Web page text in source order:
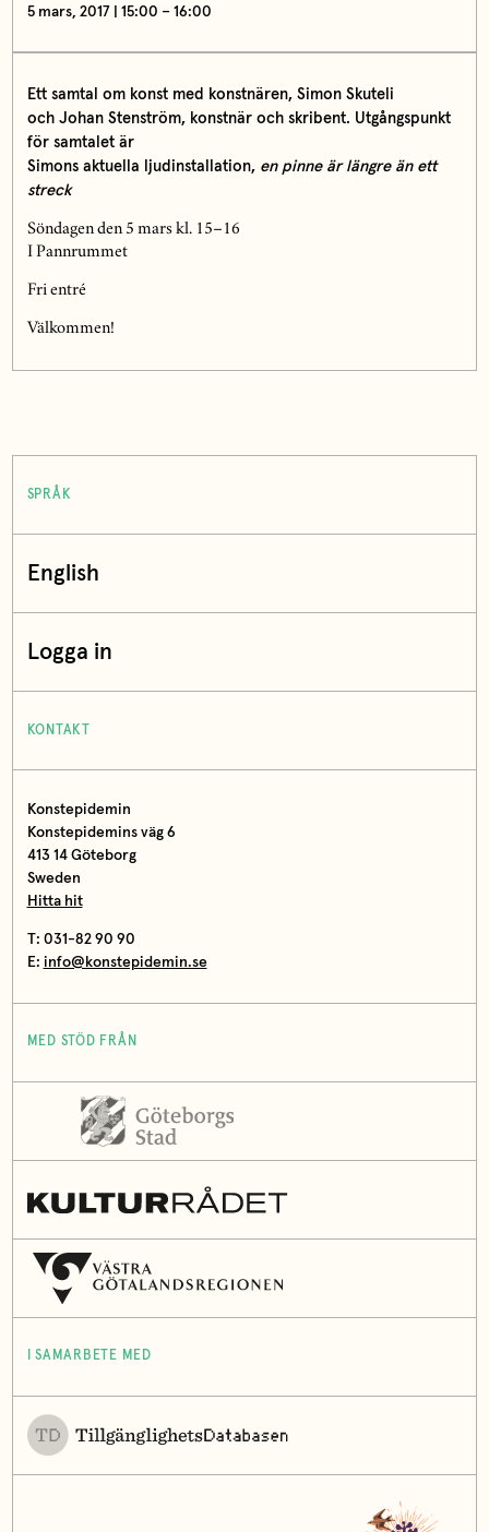
5 mars, 2017 | 15:00 – 16:00
Ett samtal om konst med konstnären, Simon Skuteli
och Johan Stenström, konstnär och skribent. Utgångspunkt
för samtalet är
Simons aktuella ljudinstallation, en pinne är längre än ett
streck
Söndagen den 5 mars kl. 15–16
I Pannrummet
Fri entré
Välkommen!
SPRÅK
English
Logga in
KONTAKT
Konstepidemin
Konstepidemins väg 6
413 14 Göteborg
Sweden
Hitta hit
T: 031-82 90 90
E: info@konstepidemin.se
MED STÖD FRÅN
I SAMARBETE MED